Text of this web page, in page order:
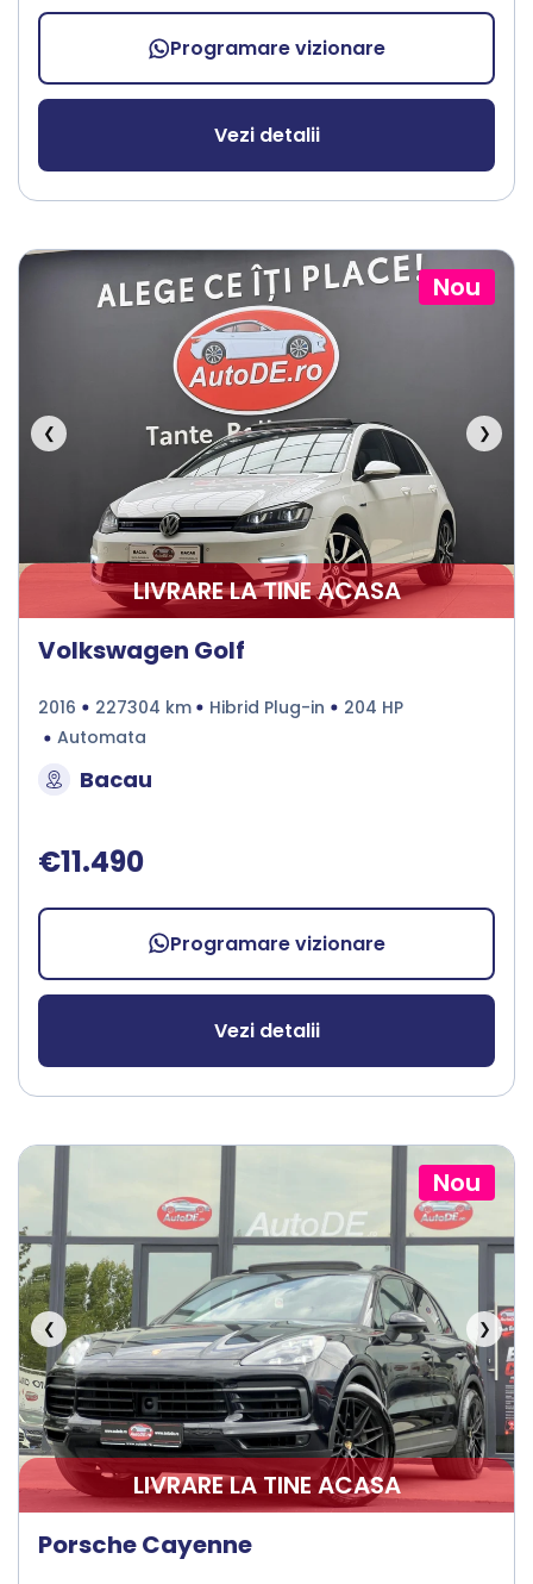
Programare vizionare
Vezi detalii
Nou
❮ ❯
LIVRARE LA TINE ACASA
Volkswagen Golf
2016 227304 km Hibrid Plug-in
204 HP
Automata
Bacau
€11.490
Programare vizionare
Vezi detalii
Nou
❮ ❯
LIVRARE LA TINE ACASA
Porsche Cayenne